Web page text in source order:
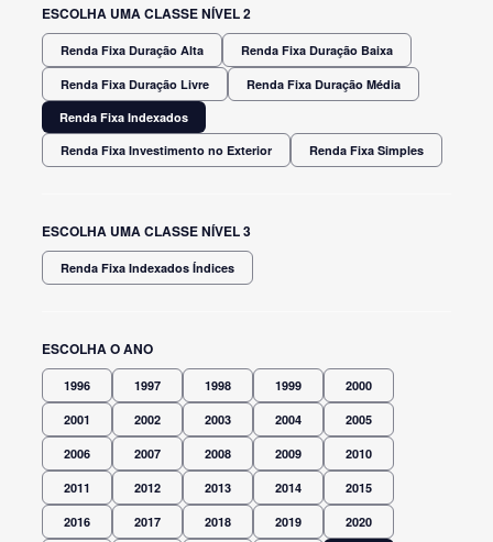
ESCOLHA UMA CLASSE NÍVEL 2
Renda Fixa Duração Alta Renda Fixa Duração Baixa
Renda Fixa Duração Livre
Renda Fixa Duração Média
Renda Fixa Indexados
Renda Fixa Investimento no Exterior
Renda Fixa Simples
ESCOLHA UMA CLASSE NÍVEL 3
Renda Fixa Indexados Índices
ESCOLHA O ANO
1996 1997 1998 1999 2000
2001 2002 2003 2004 2005
2006 2007 2008 2009 2010
2011 2012 2013 2014 2015
2016 2017 2018 2019 2020